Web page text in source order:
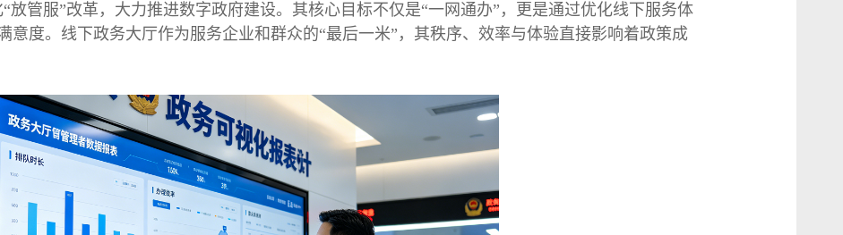
放管服”改革，大力推进数字政府建设。其核心目标不仅是“一网通办”，更是通过优化线下服务体
意度。线下政务大厅作为服务企业和群众的“最后一米”，其秩序、效率与体验直接影响着政策成